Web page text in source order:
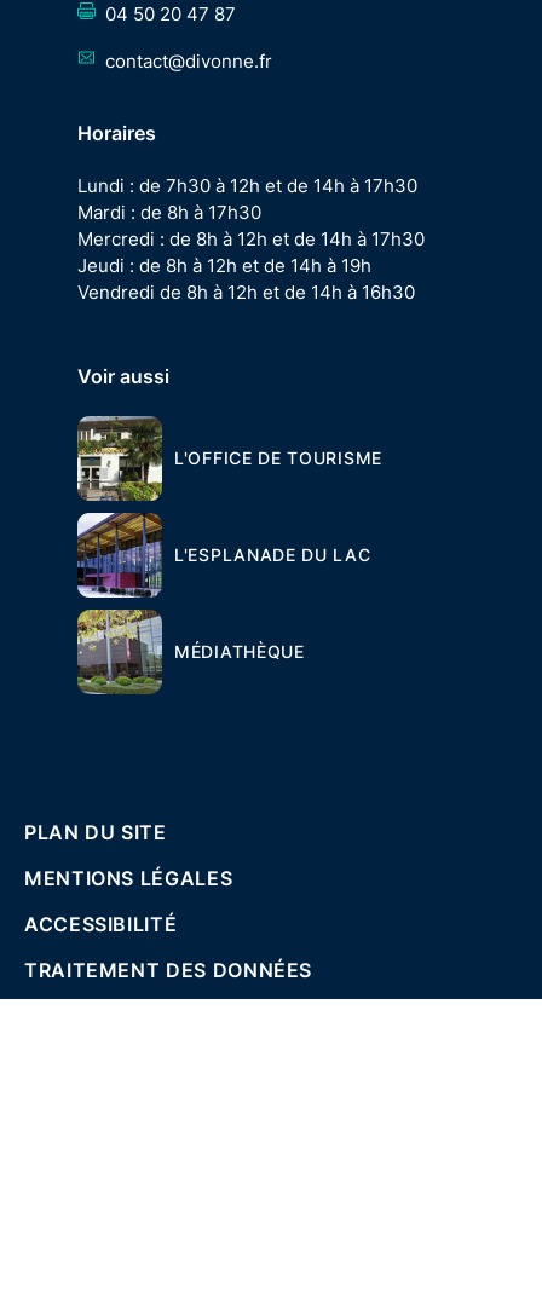
04 50 20 47 87
contact@divonne.fr
Horaires
Lundi : de 7h30 à 12h et de 14h à 17h30
Mardi : de 8h à 17h30
Mercredi : de 8h à 12h et de 14h à 17h30
Jeudi : de 8h à 12h et de 14h à 19h
Vendredi de 8h à 12h et de 14h à 16h30
Voir aussi
L'OFFICE DE TOURISME
L'ESPLANADE DU LAC
MÉDIATHÈQUE
PLAN DU SITE
MENTIONS LÉGALES
ACCESSIBILITÉ
TRAITEMENT DES DONNÉES